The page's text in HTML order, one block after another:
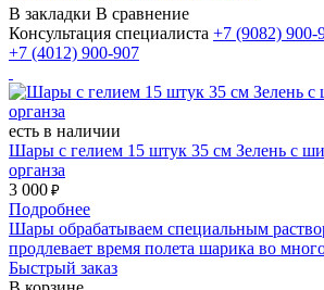
В закладки В сравнение
Консультация специалиста +7 (9082) 900-
+7 (4012) 900-907
есть в наличии
Шары с гелием 15 штук 35 см Зелень с
органза
3 000 ₽
Подробнее
Шары обрабатываем специальным
продлевает время полета шарика во
Быстрый заказ